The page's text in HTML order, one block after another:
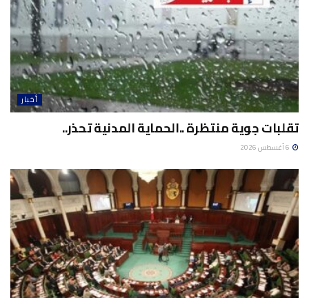
أخبار
تقلبات جوية منتظرة ..الحماية المدنية تحذر..